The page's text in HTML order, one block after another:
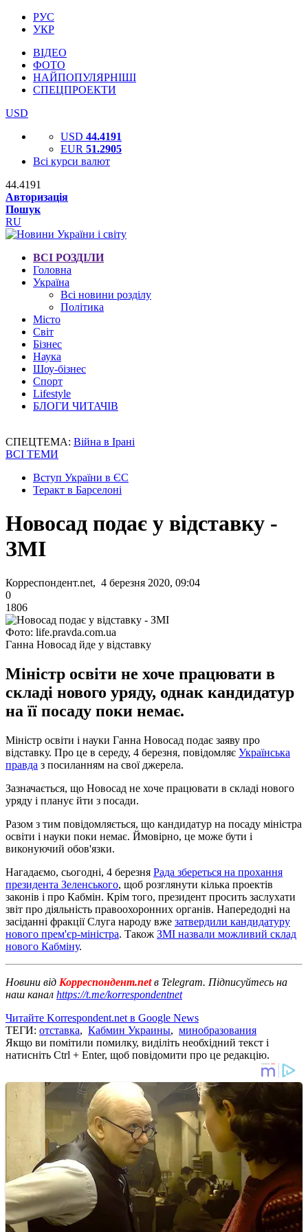
РУС
УКР
ВІДЕО
ФОТО
НАЙПОПУЛЯРНІШІ
СПЕЦПРОЕКТИ
USD
USD 44.4191
EUR 51.2905
Всі курси валют
44.4191
Авторизація
Пошук
RU
ВСІ РОЗДІЛИ
Головна
Україна
Всі новини розділу
Політика
Місто
Світ
Бізнес
Наука
Шоу-бізнес
Спорт
Lifestyle
БЛОГИ ЧИТАЧІВ
СПЕЦТЕМА: Війна в Ірані
ВСІ ТЕМИ
Вступ України в ЄС
Теракт в Барселоні
Новосад подає у відставку -
ЗМІ
Корреспондент.net, 4 березня 2020, 09:04
0
1806
Фото: life.pravda.com.ua
Ганна Новосад йде у відставку
Міністр освіти не хоче працювати в
складі нового уряду, однак кандидатур
на її посаду поки немає.
Міністр освіти і науки Ганна Новосад подає заяву про
відставку. Про це в середу, 4 березня, повідомляє Українська
правда з посиланням на свої джерела.
Зазначається, що Новосад не хоче працювати в складі нового
уряду і планує йти з посади.
Разом з тим повідомляється, що кандидатур на посаду міністра
освіти і науки поки немає. Ймовірно, це може бути і
виконуючий обов'язки.
Нагадаємо, сьогодні, 4 березня Рада збереться на прохання
президента Зеленського, щоб розглянути кілька проектів
законів і про Кабмін. Крім того, президент просить заслухати
звіт про діяльність правоохоронних органів. Напередодні на
засіданні фракції Слуга народу вже затвердили кандидатуру
нового прем'єр-міністра. Також ЗМІ назвали можливий склад
нового Кабміну.
Новини від Корреспондент.netв Telegram. Підписуйтесь на
наш канал https://t.me/korrespondentnet
Читайте Korrespondent.net в Google News
ТЕГИ: отставка, Кабмин Украины, минобразования
Якщо ви помітили помилку, виділіть необхідний текст і
натисніть Ctrl + Enter, щоб повідомити про це редакцію.